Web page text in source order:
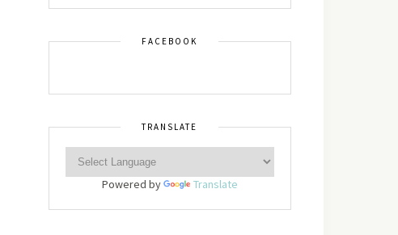
FACEBOOK
TRANSLATE
Powered by Translate